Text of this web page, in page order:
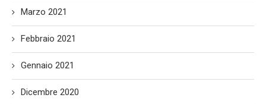
Marzo 2021
Febbraio 2021
Gennaio 2021
Dicembre 2020